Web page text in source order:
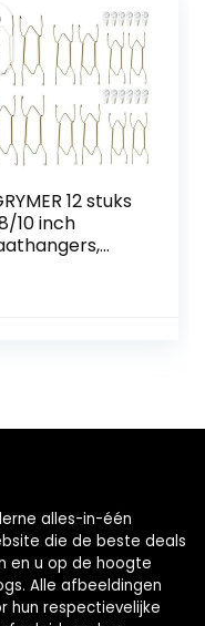
12 stuks
10 inch
borden en
alles-in-één
die de beste deals
en u op de hoogte
Alle afbeeldingen
hun respectievelijke